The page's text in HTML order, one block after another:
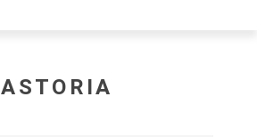
ASTORIA